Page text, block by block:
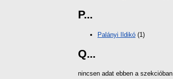
P...
Palányi Ildikó (1)
Q...
nincsen adat ebben a szekcióban.